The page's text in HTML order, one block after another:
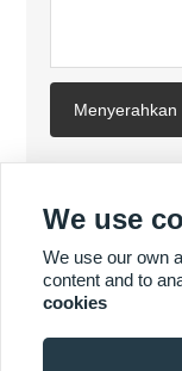
Menyerahkan
LEBIH
We use
We use our own
content and to
cookies